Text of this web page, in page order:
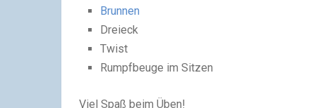
Brunnen
Dreieck
Twist
Rumpfbeuge im Sitzen
Viel Spaß beim Üben!